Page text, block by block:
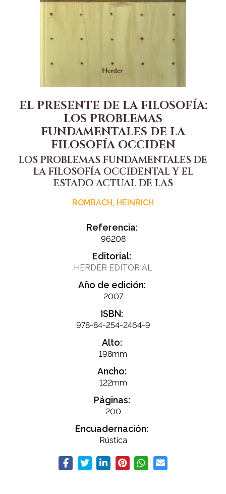
EL PRESENTE DE LA FILOSOFÍA:
LOS PROBLEMAS
FUNDAMENTALES DE LA
FILOSOFÍA OCCIDEN
LOS PROBLEMAS FUNDAMENTALES DE
LA FILOSOFÍA OCCIDENTAL Y EL
ESTADO ACTUAL DE LAS
ROMBACH, HEINRICH
Referencia:
96208
Editorial:
HERDER EDITORIAL
Año de edición:
2007
ISBN:
978-84-254-2464-9
Alto:
198mm
Ancho:
122mm
Páginas:
200
Encuadernación:
Rústica